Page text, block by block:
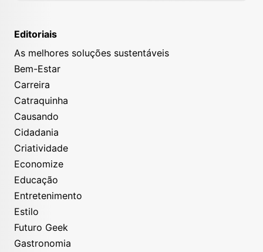
Editoriais
As melhores soluções sustentáveis
Bem-Estar
Carreira
Catraquinha
Causando
Cidadania
Criatividade
Economize
Educação
Entretenimento
Estilo
Futuro Geek
Gastronomia